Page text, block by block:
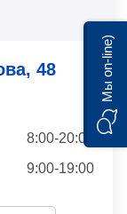
48
8:00-20:00
9:00-19:00
Мы on-line)